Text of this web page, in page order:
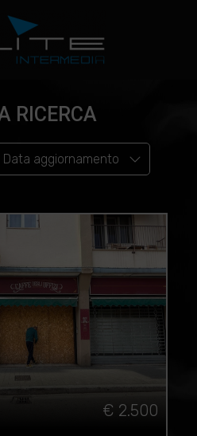
RICERCA
Data aggiornamento
€ 2.500